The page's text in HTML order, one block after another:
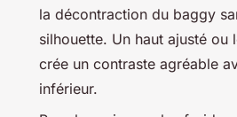
la décontraction du baggy
silhouette. Un haut ajusté ou
crée un contraste agréable
inférieur.